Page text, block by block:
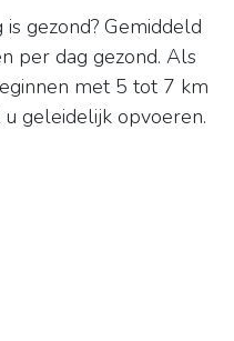
gezond? Gemiddeld
per dag gezond. Als
met 5 tot 7 km
geleidelijk opvoeren.